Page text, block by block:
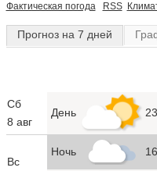
Фактическая погода RSS
Прогноз на 7 дней
Сб
8 авг
День
Вс
Ночь